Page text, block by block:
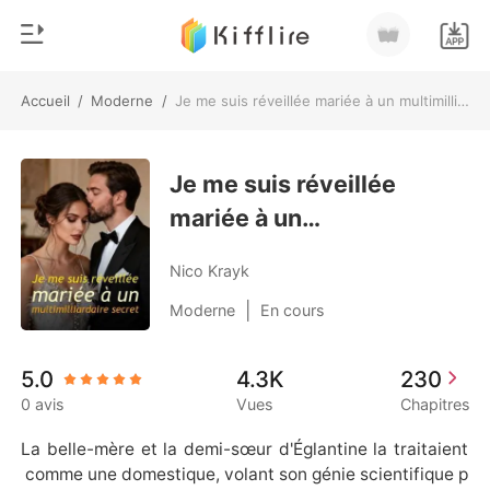
Accueil / Moderne / Je me suis réveillée mariée à un multimilliardaire secret
0
Recharger
Historique
Déconnexion
Télécharger l'appli
Genre
Moderne
Loup-garou
Nouvelle
Milliardaire
Je me suis réveillée
mariée à un
Nico Krayk
Moderne En cours
5.0
0 avis
4.3K
Vues
230
Chapitres
La belle-mère et la demi-sœur d'Églantine la traitaient
comme une domestique, volant son génie scientifique p